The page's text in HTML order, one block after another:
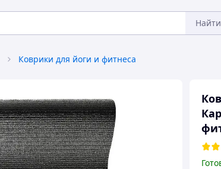
Найти
Коврики для йоги и фитнеса